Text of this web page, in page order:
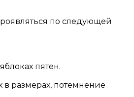
по следующей
пятен.
в размерах, потемнение